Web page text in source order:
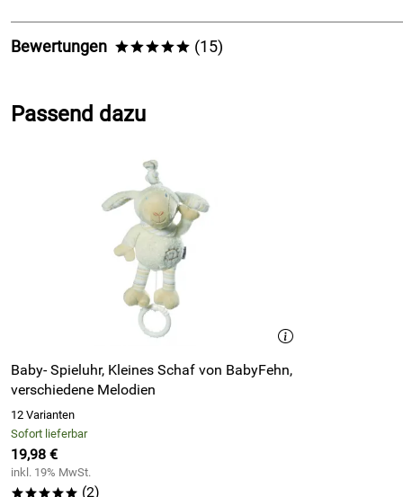
Bewertungen ***** (15)
*****
Verifizierte Bewertung
Sehr schnelle Abwicklung und Lieferung.
Netter Kundenservice
Kaufdatum: 14.11.2024
Ehninger *****
sehr gute Auswahlmöglichkeit, unkomplizierter
Jederzeit wieder
Kaufdatum: 08.11.2017
Bewertungsdatum: 02.03.2018
Passend dazu
Baby- Spieluhr, Kleines Schaf von BabyFehn,
verschiedene Melodien
12 Varianten
Sofort lieferbar
19,98 €
inkl. 19% MwSt.
***** (2)